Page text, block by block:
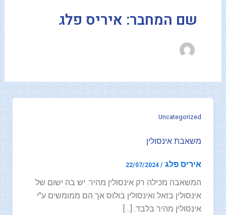
f
שם המחבר: איריס פלג
Uncategorized
משאבת אינסולין
איריס פלג /
22/07/2024
המשאבה מכילה רק אינסולין מהיר. יש בה ישום של
אינסולין בזאל ואינסולין בולוס אך הם ממומשים ע"י
אינסולין מהיר בלבד. […]